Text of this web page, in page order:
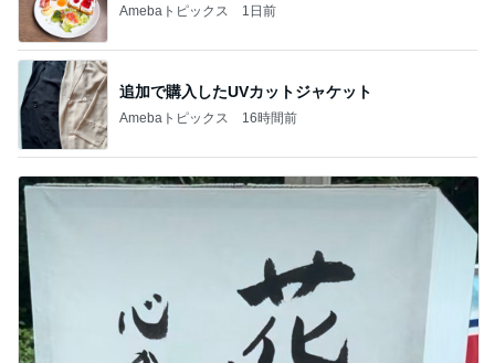
Amebaトピックス 1日前
追加で購入したUVカットジャケット
Amebaトピックス 16時間前